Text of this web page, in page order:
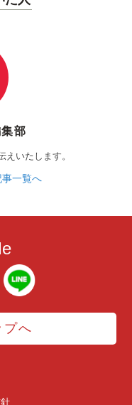
部
いたします。
一覧へ
プへ